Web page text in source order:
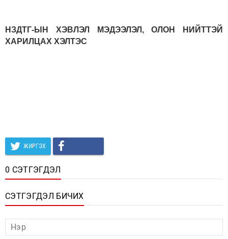
НЗДТГ-ЫН ХЭВЛЭЛ МЭДЭЭЛЭЛ, ОЛОН НИЙТТЭЙ
ХАРИЛЦАХ ХЭЛТЭС
ЖИРГЭХ
0 СЭТГЭГДЭЛ
СЭТГЭГДЭЛ БИЧИХ